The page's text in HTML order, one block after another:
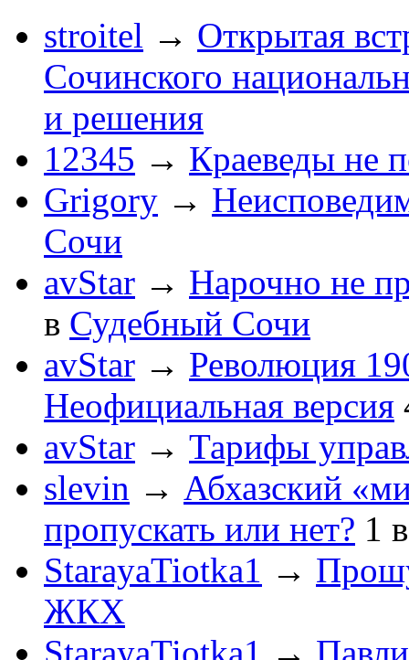
stroitel → Открытая
Сочинского
и решения
12345 → Краеведы не
Grigory →
Сочи
avStar → Нарочно не
в Судебный Сочи
avStar → Революция
Неофициальная версия
avStar → Тарифы
slevin → Абхазский
пропускать или нет? 1
StarayaTiotka1
→
ЖКХ
StarayaTiotka1
→